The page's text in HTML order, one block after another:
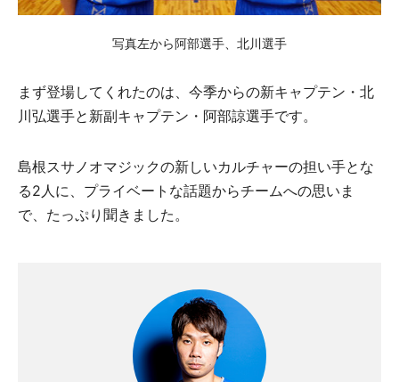
写真左から阿部選手、北川選手
まず登場してくれたのは、今季からの新キャプテン・北
川弘選手と新副キャプテン・阿部諒選手です。
島根スサノオマジックの新しいカルチャーの担い手とな
る2人に、プライベートな話題からチームへの思いま
で、たっぷり聞きました。